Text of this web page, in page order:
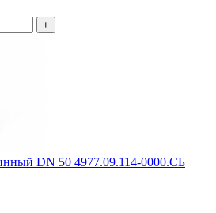
+
DN 50 4977.09.114-0000.СБ